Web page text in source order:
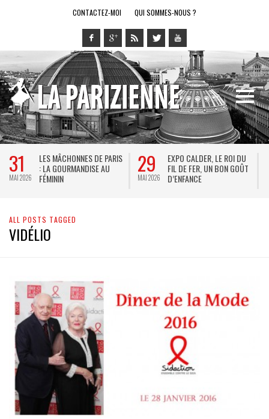
CONTACTEZ-MOI QUI SOMMES-NOUS ?
31
MAI 2026
LES MÂCHONNES DE PARIS
: LA GOURMANDISE AU
FÉMININ
29
MAI 2026
EXPO CALDER, LE ROI DU
FIL DE FER, UN BON GOÛT
D’ENFANCE
ALL POSTS TAGGED
VIDÉLIO